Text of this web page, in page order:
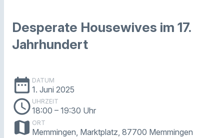
Desperate Housewives im 17.
Jahrhundert
date_range DATUM
1. Juni 2025
schedule UHRZEIT
18:00 – 19:30 Uhr
map ORT
Memmingen, Marktplatz, 87700 Memmingen